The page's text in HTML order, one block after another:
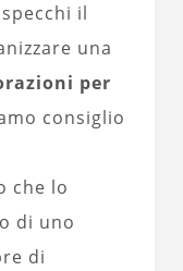
il
una
per
consiglio
che lo
di uno
di